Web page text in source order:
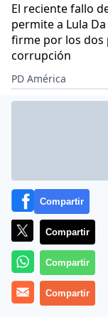
El reciente fallo
permite a Lula
firme por los dos
corrupción
PD América
Archivado en:
Compartir
Compartir
Compartir
Compartir